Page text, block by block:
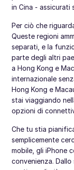
in Cina - assicurati
Per ciò che
Queste regioni
separati, e la
parte degli altri
a Hong Kong e
internazionale
Hong Kong e
stai viaggiando
opzioni di
Che tu stia
semplicemente
mobile, gli iPhone
convenienza.